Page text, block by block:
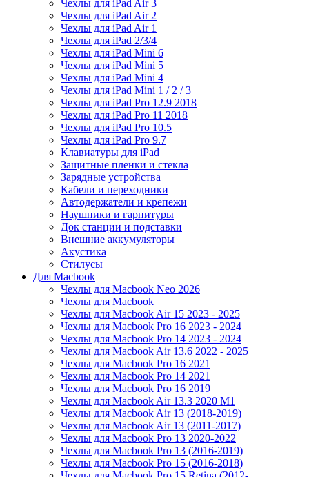
Чехлы для iPad Air 3
Чехлы для iPad Air 2
Чехлы для iPad Air 1
Чехлы для iPad 2/3/4
Чехлы для iPad Mini 6
Чехлы для iPad Mini 5
Чехлы для iPad Mini 4
Чехлы для iPad Mini 1 / 2 / 3
Чехлы для iPad Pro 12.9 2018
Чехлы для iPad Pro 11 2018
Чехлы для iPad Pro 10.5
Чехлы для iPad Pro 9.7
Клавиатуры для iPad
Защитные пленки и стекла
Зарядные устройства
Кабели и переходники
Автодержатели и крепежи
Наушники и гарнитуры
Док станции и подставки
Внешние аккумуляторы
Акустика
Стилусы
Для Macbook
Чехлы для Macbook Neo 2026
Чехлы для Macbook
Чехлы для Macbook Air 15 2023 - 2025
Чехлы для Macbook Pro 16 2023 - 2024
Чехлы для Macbook Pro 14 2023 - 2024
Чехлы для Macbook Air 13.6 2022 - 2025
Чехлы для Macbook Pro 16 2021
Чехлы для Macbook Pro 14 2021
Чехлы для Macbook Pro 16 2019
Чехлы для Macbook Air 13.3 2020 M1
Чехлы для Macbook Air 13 (2018-2019)
Чехлы для Macbook Air 13 (2011-2017)
Чехлы для Macbook Pro 13 2020-2022
Чехлы для Macbook Pro 13 (2016-2019)
Чехлы для Macbook Pro 15 (2016-2018)